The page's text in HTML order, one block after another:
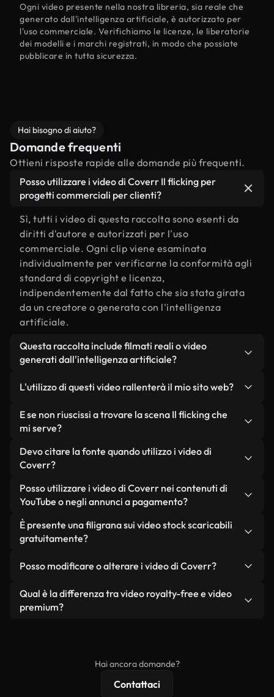
Ogni video presente nella nostra libreria, sia reale che
generato dall'intelligenza artificiale, è autorizzato per
l'uso commerciale. Verifichiamo le licenze, le liberatorie
dei modelli e i marchi registrati, in modo che possiate
pubblicare in tutta sicurezza.
Hai bisogno di aiuto?
Domande frequenti
Ottieni risposte rapide alle domande più frequenti.
Posso utilizzare i video di Coverr Il flicking per
progetti commerciali per clienti?
Sì, tutti i video di questa raccolta sono esenti da
diritti d'autore e autorizzati per l'uso
commerciale. Ogni clip viene esaminata
individualmente per verificarne la conformità agli
standard di copyright e licenza,
indipendentemente dal fatto che sia stata girata
da un creatore o generata con l'intelligenza
artificiale.
Questa raccolta include filmati reali o video
generati dall'intelligenza artificiale?
da filmati reali, girati da persone, relativi a Il
flicking, e da video generati dall'intelligenza
artificiale. Ogni video è chiaramente etichettato,
L'utilizzo di questi video rallenterà il mio sito web?
Non se scegli le nostre versioni ottimizzate.
Offriamo formati leggeri e pronti per il web,
mantengono alta la qualità, riducono al minimo i
tempi di caricamento e migliorano parametri
come LCP.
E se non riuscissi a trovare la scena Il flicking che
mi serve?
Puoi crearne uno all'istante utilizzando Coverr AI
Studio. Ti basta descrivere la scena, ad esempio "Il
secondi un video personalizzato in conformità con
i nostri standard di licenza.
Devo citare la fonte quando utilizzo i video di
Coverr?
Non è richiesto alcun riconoscimento dell'autore.
Tutti i video presenti nella nostra libreria sono
senza citare il creatore, sebbene sia sempre
gradito.
Posso utilizzare i video di Coverr nei contenuti di
YouTube o negli annunci a pagamento?
Sì. Tutti i filmati di Coverr possono essere utilizzati
in video monetizzati su YouTube, promozioni sui
condizione che non si rivendano o ridistribuiscano
È presente una filigrana sui video stock scaricabili
gratuitamente?
reali o generati dall'intelligenza artificiale, include
filigrane. Avrai a disposizione filmati puliti e pronti
all'uso.
Posso modificare o alterare i video di Coverr?
Sì. Siete liberi di tagliare, ritagliare o remixare i
nostri video. Assicuratevi solo che il prodotto
Qual è la differenza tra video royalty-free e video
premium?
Hai ancora domande?
Contattaci